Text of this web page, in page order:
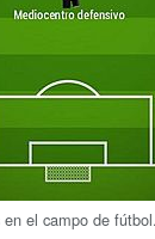
el campo de fútbol.